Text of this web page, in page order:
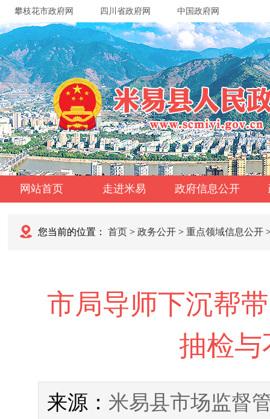
攀枝花市政府网 四川省政府网 中国政府网
网站首页 走进米易 政府信息公开
您当前的位置： 首页 > 政务公开 > 重点领域信息公开
市局导师下沉帮
抽检与
来源： 米易县市场监督